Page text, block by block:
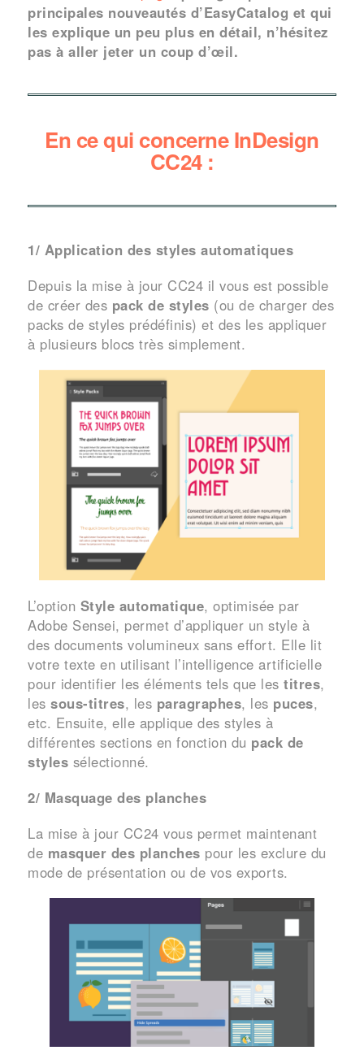
principales nouveautés d’EasyCatalog et qui
les explique un peu plus en détail, n’hésitez
pas à aller jeter un coup d’œil.
En ce qui concerne InDesign
CC24 :
1/ Application des styles automatiques
Depuis la mise à jour CC24 il vous est possible
de créer des pack de styles (ou de charger des
packs de styles prédéfinis) et des les appliquer
à plusieurs blocs très simplement.
L’option Style automatique, optimisée par
Adobe Sensei, permet d’appliquer un style à
des documents volumineux sans effort. Elle lit
votre texte en utilisant l’intelligence artificielle
pour identifier les éléments tels que les titres,
les sous-titres, les paragraphes, les puces,
etc. Ensuite, elle applique des styles à
différentes sections en fonction du pack de
styles sélectionné.
2/ Masquage des planches
La mise à jour CC24 vous permet maintenant
de masquer des planches pour les exclure du
mode de présentation ou de vos exports.